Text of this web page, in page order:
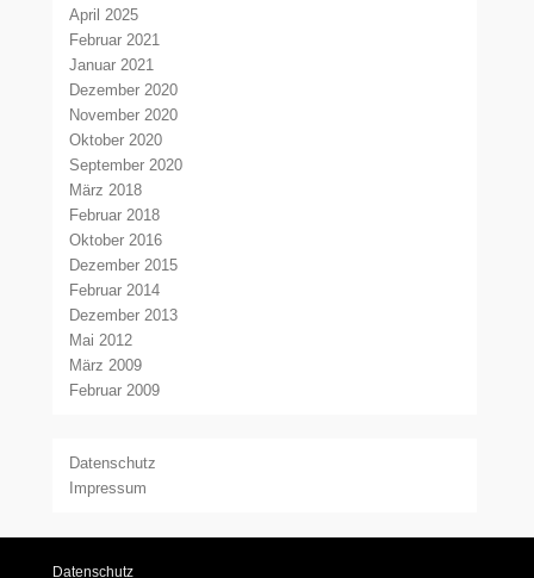
April 2025
Februar 2021
Januar 2021
Dezember 2020
November 2020
Oktober 2020
September 2020
März 2018
Februar 2018
Oktober 2016
Dezember 2015
Februar 2014
Dezember 2013
Mai 2012
März 2009
Februar 2009
Datenschutz
Impressum
Datenschutz